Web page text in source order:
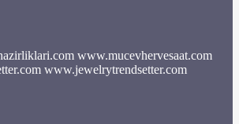
www.mucevhervesaat.com
www.jewelrytrendsetter.com